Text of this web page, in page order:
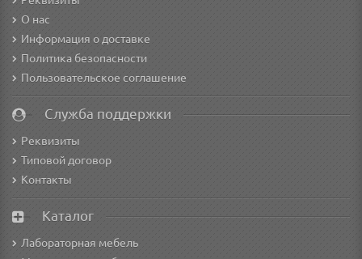
О нас
Информация о доставке
Политика безопасности
Пользовательское соглашение
Служба поддержки
Реквизиты
Типовой договор
Контакты
Каталог
Лабораторная мебель